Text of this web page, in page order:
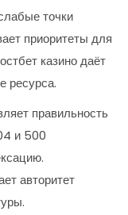
точки
приоритеты для
казино даёт
ресурса.
правильность
и 500
авторитет